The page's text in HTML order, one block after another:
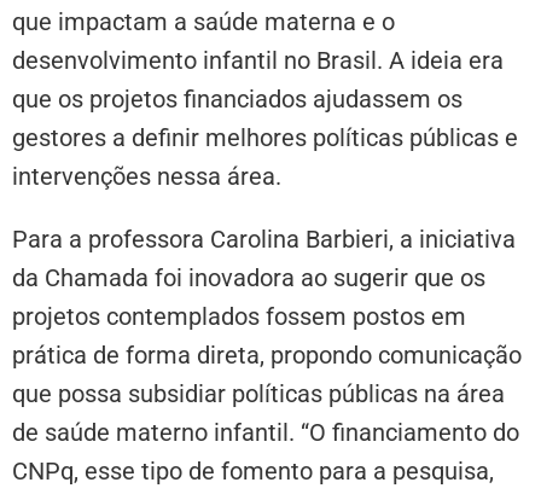
que impactam a saúde materna e o
desenvolvimento infantil no Brasil. A ideia era
que os projetos financiados ajudassem os
gestores a definir melhores políticas públicas e
intervenções nessa área.
Para a professora Carolina Barbieri, a iniciativa
da Chamada foi inovadora ao sugerir que os
projetos contemplados fossem postos em
prática de forma direta, propondo comunicação
que possa subsidiar políticas públicas na área
de saúde materno infantil. “O financiamento do
CNPq, esse tipo de fomento para a pesquisa,